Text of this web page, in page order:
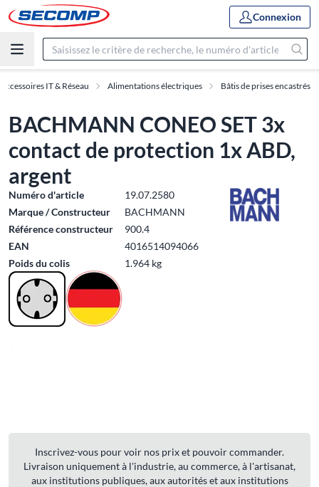
Connexion
Accessoires IT & Réseau Alimentations électriques Bâtis de prises encastrés
BACHMANN CONEO SET 3x
contact de protection 1x ABD,
argent
Numéro d'article
19.07.2580
Marque / Constructeur
BACHMANN
Référence constructeur
900.4
EAN
4016514094066
Poids du colis
1.964 kg
Inscrivez-vous pour voir nos prix et pouvoir commander.
Livraison uniquement à l'industrie, au commerce, à l'artisanat,
aux institutions publiques, aux autorités et aux institutions